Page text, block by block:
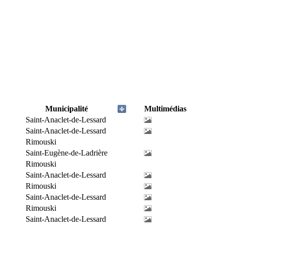
Municipalité
Multimédias
Saint-Anaclet-de-Lessard
Saint-Anaclet-de-Lessard
Rimouski
Saint-Eugène-de-Ladrière
Rimouski
Saint-Anaclet-de-Lessard
Rimouski
Saint-Anaclet-de-Lessard
Rimouski
Saint-Anaclet-de-Lessard